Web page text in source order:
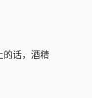
话，酒精